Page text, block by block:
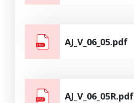
AJ_V_06_05.pdf
AJ_V_06_05R.pdf